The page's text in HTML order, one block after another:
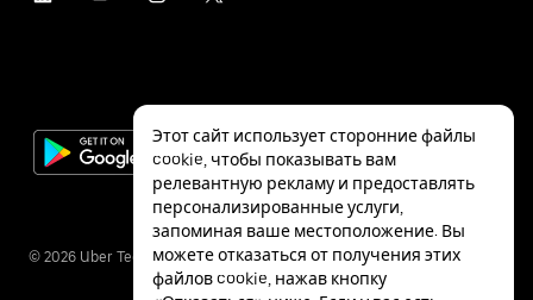
© 2026 Uber Technologies Inc.
Этот сайт использует сторонние файлы
cookie, чтобы показывать вам
релевантную рекламу и предоставлять
персонализированные услуги,
запоминая ваше местоположение. Вы
можете отказаться от получения этих
файлов cookie, нажав кнопку